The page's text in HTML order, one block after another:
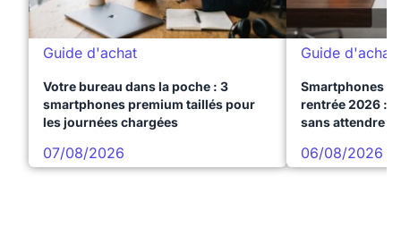
Guide d'achat
Votre bureau dans la poche : 3
smartphones premium taillés pour
les journées chargées
07/08/2026
Guide d'achat
Smartphones
rentrée 2026 :
sans attendre
06/08/2026